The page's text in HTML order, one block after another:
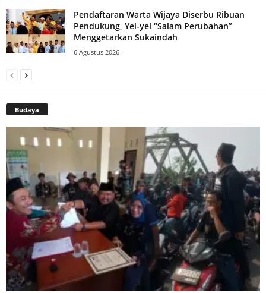
Pendaftaran Warta Wijaya Diserbu Ribuan
Pendukung, Yel-yel “Salam Perubahan”
Menggetarkan Sukaindah
6 Agustus 2026
Budaya